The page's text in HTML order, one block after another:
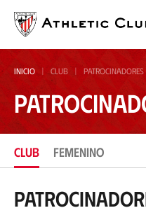
contenido
principal
INICIO CLUB PATROCINADORES
CLUB FEMENINO